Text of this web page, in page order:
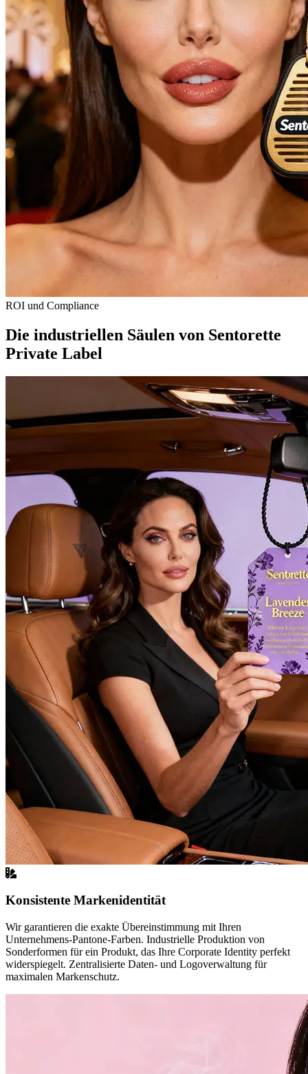
ROI und Compliance
Die industriellen Säulen von Sentorette
Private Label
Konsistente Markenidentität
Wir garantieren die exakte Übereinstimmung mit Ihren
Unternehmens-Pantone-Farben. Industrielle Produktion von
Sonderformen für ein Produkt, das Ihre Corporate Identity perfekt
widerspiegelt. Zentralisierte Daten- und Logoverwaltung für
maximalen Markenschutz.